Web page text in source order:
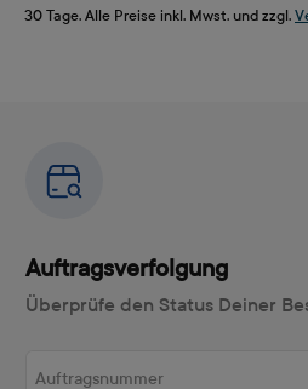
30 Tage. Alle Preise inkl. Mwst. und zzgl.
Auftragsverfolgung
Überprüfe den Status Deiner